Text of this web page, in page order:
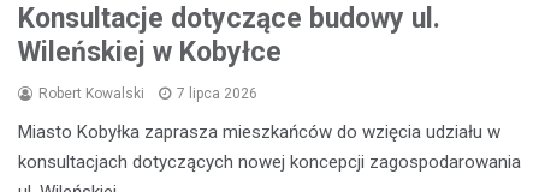
Konsultacje dotyczące budowy ul.
Wileńskiej w Kobyłce
Robert Kowalski 7 lipca 2026
Miasto Kobyłka zaprasza mieszkańców do wzięcia udziału w
konsultacjach dotyczących nowej koncepcji zagospodarowania